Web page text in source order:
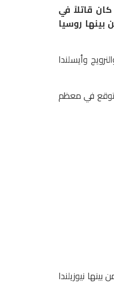
كورونا كان قاتلاً في
31 دولة أكثر من 28 مليون سنة من العمر خلال عام 2020، من بينها روسيا
والنرويج وأيسلندا
في معظم
نيوزيلندا